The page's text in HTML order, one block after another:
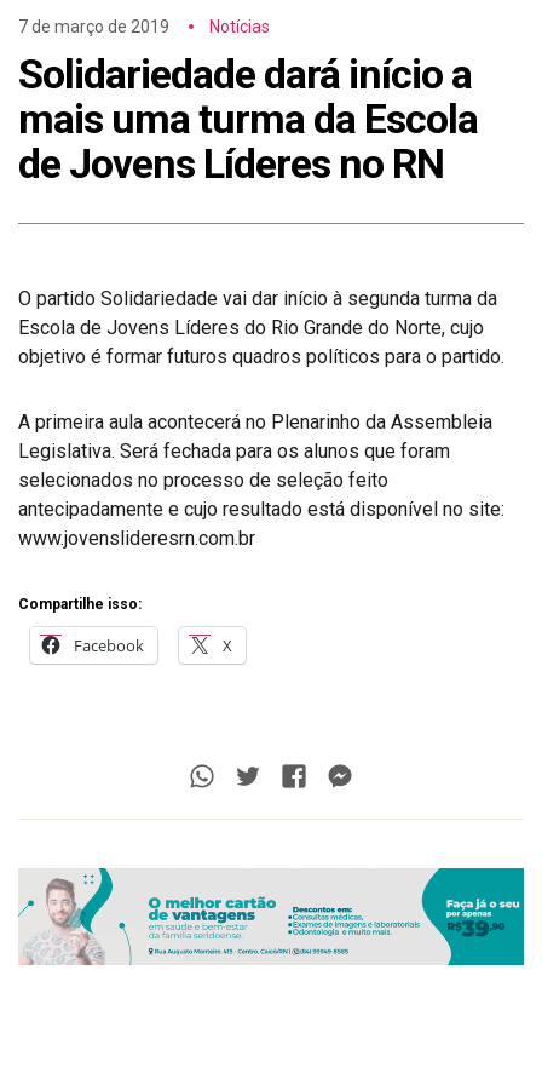
7 de março de 2019 Notícias
Solidariedade dará início a
mais uma turma da Escola
de Jovens Líderes no RN
O partido Solidariedade vai dar início à segunda turma da
Escola de Jovens Líderes do Rio Grande do Norte, cujo
objetivo é formar futuros quadros políticos para o partido.
A primeira aula acontecerá no Plenarinho da Assembleia
Legislativa. Será fechada para os alunos que foram
selecionados no processo de seleção feito
antecipadamente e cujo resultado está disponível no site:
www.jovenslideresrn.com.br
Compartilhe isso:
Facebook X
Whatsapp
TwitterFacebook